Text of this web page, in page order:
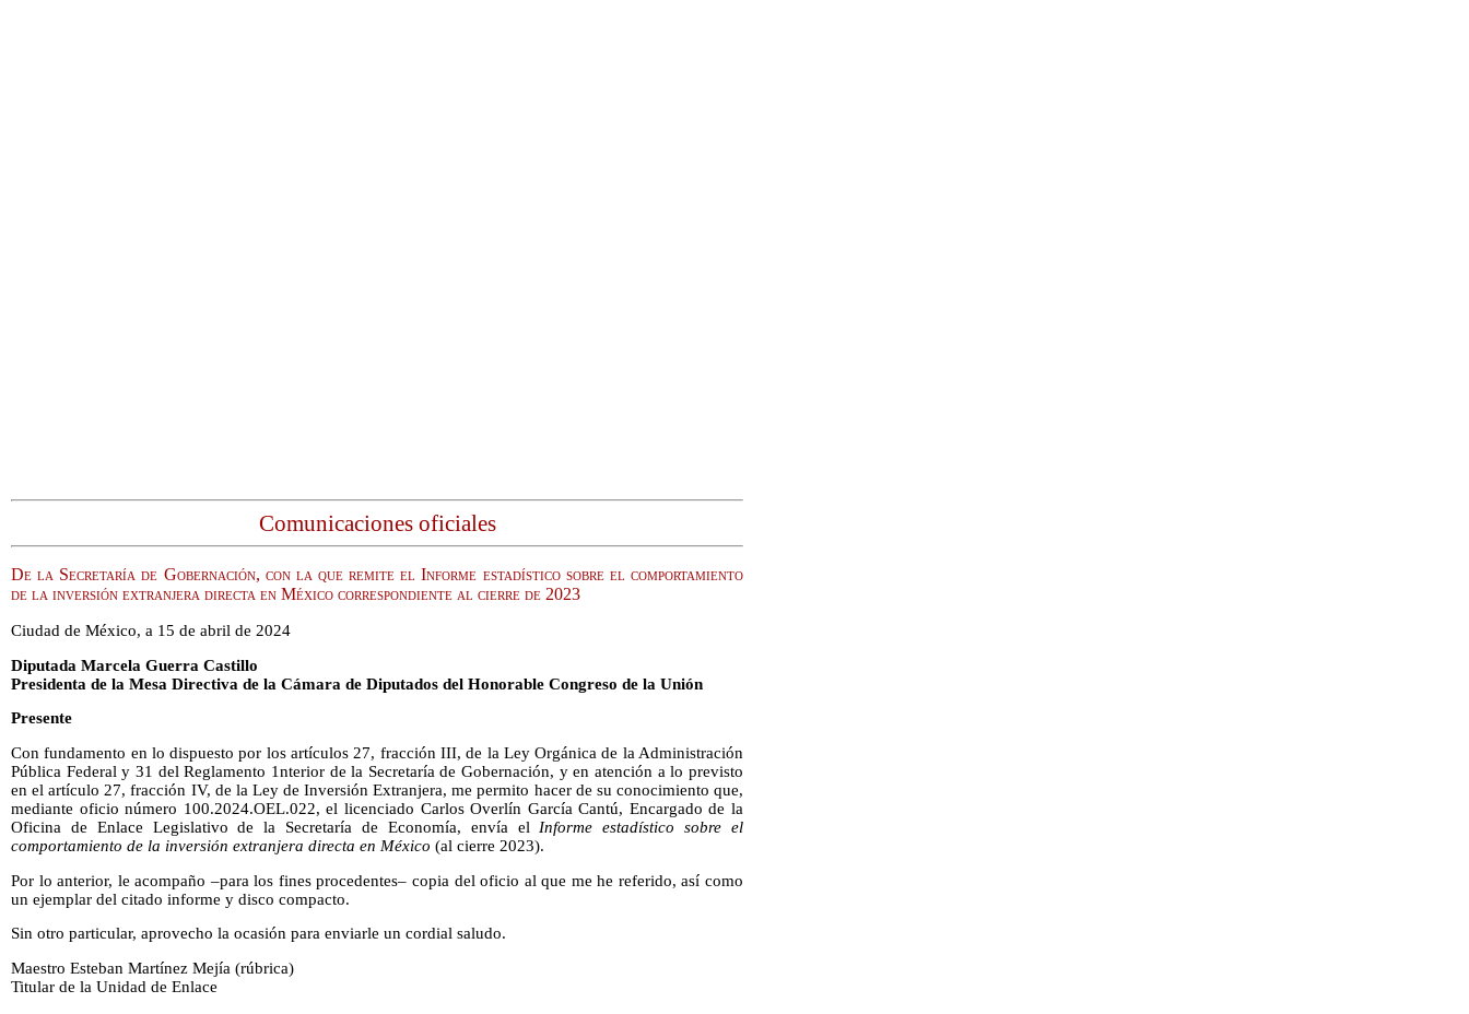
Comunicaciones oficiales
De la Secretaría de Gobernación, con la que remite el Informe estadístico sobre el comportamiento
de la inversión extranjera directa en México correspondiente al cierre de 2023
Ciudad de México, a 15 de abril de 2024
Diputada Marcela Guerra Castillo
Presidenta de la Mesa Directiva de la Cámara de Diputados del Honorable Congreso de la Unión
Presente
Con fundamento en lo dispuesto por los artículos 27, fracción III, de la Ley Orgánica de la Administración
Pública Federal y 31 del Reglamento 1nterior de la Secretaría de Gobernación, y en atención a lo previsto
en el artículo 27, fracción IV, de la Ley de Inversión Extranjera, me permito hacer de su conocimiento que,
mediante oficio número 100.2024.OEL.022, el licenciado Carlos Overlín García Cantú, Encargado de la
Oficina de Enlace Legislativo de la Secretaría de Economía, envía el Informe estadístico sobre el
comportamiento de la inversión extranjera directa en México (al cierre 2023).
Por lo anterior, le acompaño –para los fines procedentes– copia del oficio al que me he referido, así como
un ejemplar del citado informe y disco compacto.
Sin otro particular, aprovecho la ocasión para enviarle un cordial saludo.
Maestro Esteban Martínez Mejía (rúbrica)
Titular de la Unidad de Enlace